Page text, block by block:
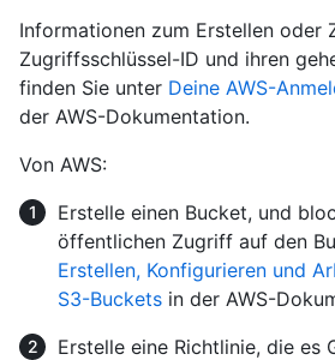
Informationen zum Erstellen oder
Zugriffsschlüssel-ID und ihren
finden Sie unter Deine AWS-
der AWS-Dokumentation.
Von AWS:
Erstelle einen Bucket, und
öffentlichen Zugriff auf den
Erstellen, Konfigurieren und
S3-Buckets in der AWS-
Erstelle eine Richtlinie, die es